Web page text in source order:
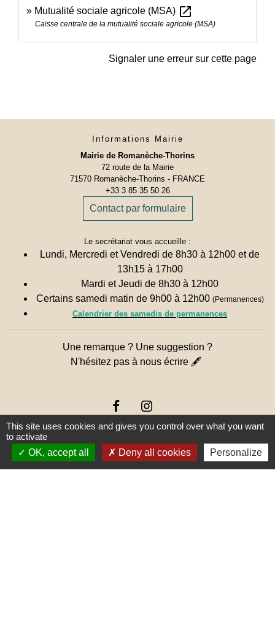
Mutualité sociale agricole (MSA) open_in_new
Caisse centrale de la mutualité sociale agricole (MSA)
Signaler une erreur sur cette page
Informations Mairie
Mairie de Romanèche-Thorins
72 route de la Mairie
71570 Romanèche-Thorins - FRANCE
+33 3 85 35 50 26
Contact par formulaire
Le secrétariat vous accueille :
Lundi, Mercredi et Vendredi de 8h30 à 12h00 et de
13h15 à 17h00
Mardi et Jeudi de 8h30 à 12h00
Certains samedi matin de 9h00 à 12h00 (Permanences)
Calendrier des samedis de permanences
Une remarque ? Une suggestion ?
N'hésitez pas à nous écrire 🖋
This site uses cookies and gives you control over what you want
to activate
OK, accept all
Deny all cookies Personalize